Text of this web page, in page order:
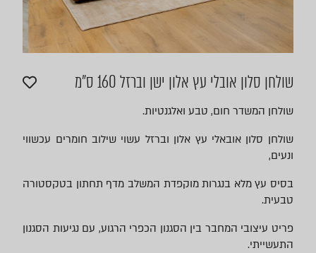
שולחן סלון אובלי עץ אלון ישן וברזל 160 ס"מ
שולחן המשדר חום, טבע ואלגנטיות.
שולחן סלון אובאלי עץ אלון וברזל עשוי שילוב חומרים עכשווי
ונעים,
בסיס עץ מלא בנגרות מוקפדת המשלב מדף תחתון בטקסטורה
טבעית.
פריט עיצובי המחבר בין הסגנון הכפרי הרגוע, עם נגיעות הסגנון
התעשייתי.